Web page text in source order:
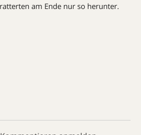
am Ende nur so herunter.